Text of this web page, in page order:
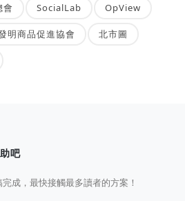
會 SocialLab OpView
明商品促進協會 北市圖
吧
成，最快接觸最多讀者的方案！